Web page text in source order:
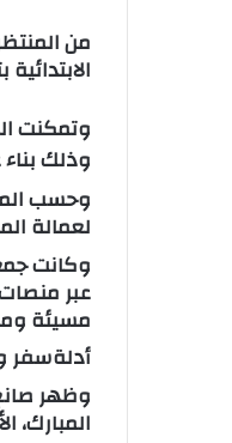
من
وتمكنت
وذلك
وحسب
لعمالة
وكانت
عبر
مسيئة
أدلةسفر
وظهر
المبارك،